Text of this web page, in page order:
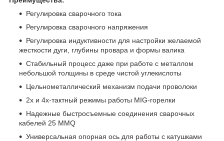
Регулировка сварочного тока
Регулировка сварочного напряжения
Регулировка индуктивности для настройки желаемой
жесткости дуги, глубины провара и формы валика
Стабильный процесс даже при работе с металлом
небольшой толщины в среде чистой углекислоты
Цельнометаллический механизм подачи проволоки
2х и 4х-тактный режимы работы MIG-горелки
Надежные быстросъемные соединения сварочных
кабелей 25 MMQ
Универсальная опорная ось для работы с катушками